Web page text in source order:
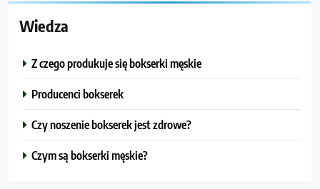
Wiedza
Z czego produkuje się bokserki męskie
Producenci bokserek
Czy noszenie bokserek jest zdrowe?
Czym są bokserki męskie?